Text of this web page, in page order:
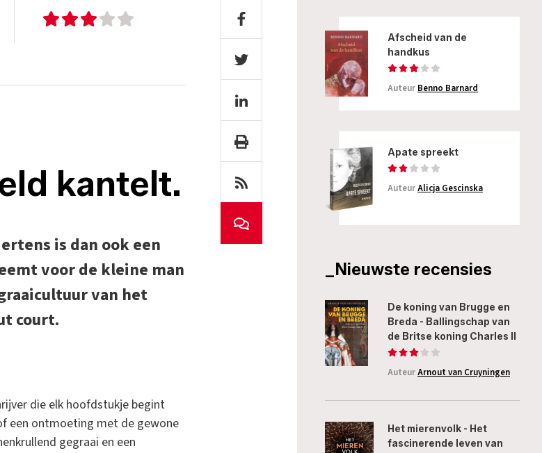
kantelt.
is dan ook een
voor de kleine man
van het
court.
die elk hoofdstukje begint
een ontmoeting met de gewone
gegraai en een
Afscheid van de
handkus
Auteur Benno Barnard
Apate spreekt
AuteurAlicja Gescinska
_Nieuwste recensies
De koning van Brugge en
Breda - Ballingschap van
de Britse koning Charles II
AuteurArnout van Cruyningen
Het mierenvolk - Het
fascinerende leven van